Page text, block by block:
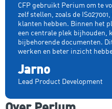
CFP gebruikt Perium om te
zelf stellen, zoals de
klanten hebben. Binnen het
een centrale plek bijhouden,
bijbehorende documenten.
werken en beter inzicht
Jarno
Lead Product Development